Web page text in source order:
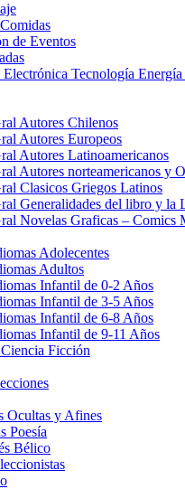
de Eventos
Tecnología Energía
Autores Chilenos
Autores Europeos
Autores Latinoamericanos
Autores norteamericanos y
Clasicos Griegos Latinos
Generalidades del libro y la
Novelas Graficas – Comics
Adolecentes
Adultos
Infantil de 0-2 Años
Infantil de 3-5 Años
Infantil de 6-8 Años
Infantil de 9-11 Años
Ficción
Ocultas y Afines
Poesía
Bélico